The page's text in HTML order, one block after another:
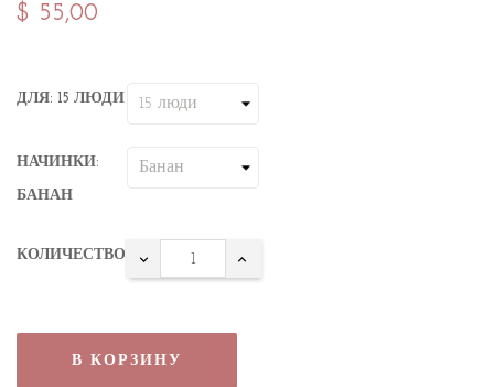
$ 55,00
ДЛЯ: 15 ЛЮДИ
НАЧИНКИ:
БАНАН
КОЛИЧЕСТВО
В КОРЗИНУ